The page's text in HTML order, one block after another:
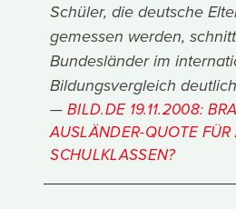
Schüler, die deutsche
gemessen werden,
Bundesländer im
Bildungsvergleich
BILD.DE 19.11.2008:
AUSLÄNDER-QUOTE FÜR
SCHULKLASSEN?